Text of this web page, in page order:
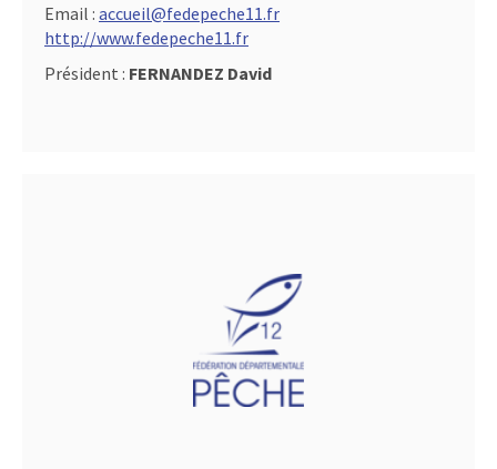
Email : accueil@fedepeche11.fr
http://www.fedepeche11.fr
Président : FERNANDEZ David